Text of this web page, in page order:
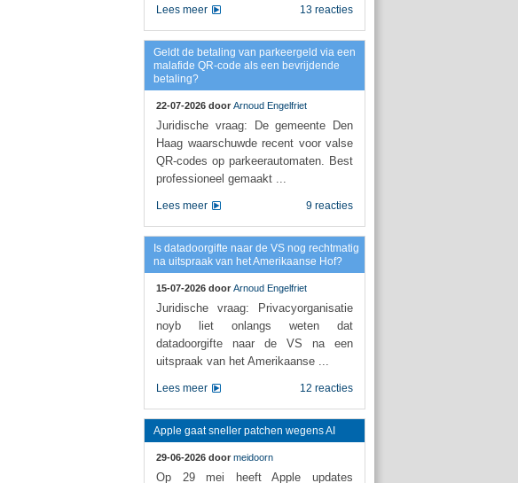
13 reacties
Lees meer
Geldt de betaling van parkeergeld via een
malafide QR-code als een bevrijdende
betaling?
22-07-2026 door Arnoud Engelfriet
Juridische vraag: De gemeente Den
Haag waarschuwde recent voor valse
QR-codes op parkeerautomaten. Best
professioneel gemaakt ...
9 reacties
Lees meer
Is datadoorgifte naar de VS nog rechtmatig
na uitspraak van het Amerikaanse Hof?
15-07-2026 door Arnoud Engelfriet
Juridische vraag: Privacyorganisatie
noyb liet onlangs weten dat
datadoorgifte naar de VS na een
uitspraak van het Amerikaanse ...
12 reacties
Lees meer
Apple gaat sneller patchen wegens AI
29-06-2026 door meidoorn
Op 29 mei heeft Apple updates